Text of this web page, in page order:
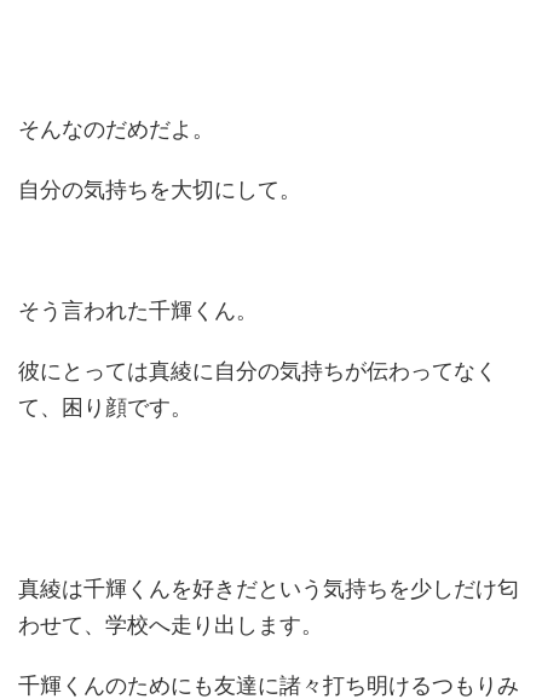
そんなのだめだよ。
自分の気持ちを大切にして。
そう言われた千輝くん。
彼にとっては真綾に自分の気持ちが伝わってなく
て、困り顔です。
真綾は千輝くんを好きだという気持ちを少しだけ匂
わせて、学校へ走り出します。
千輝くんのためにも友達に諸々打ち明けるつもりみ